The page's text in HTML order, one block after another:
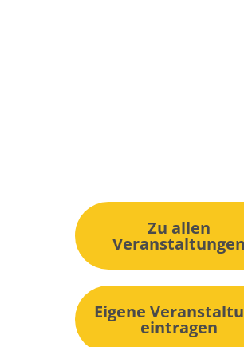
Zu allen
Veranstaltungen
Eigene
eintragen